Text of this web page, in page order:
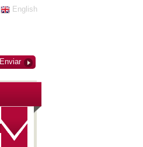
English
Enviar